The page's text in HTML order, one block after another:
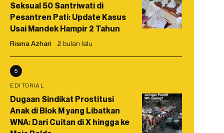
Seksual 50 Santriwati di
Pesantren Pati: Update Kasus
Usai Mandek Hampir 2 Tahun
Risma Azhari 2 bulan lalu
5
EDITORIAL
Dugaan Sindikat Prostitusi
Anak di Blok M yang Libatkan
WNA: Dari Cuitan di X hingga ke